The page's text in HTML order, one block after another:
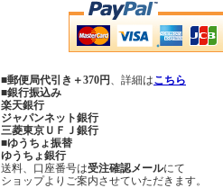
■郵便局代引き＋370円 、詳細はこちら
■銀行振込み
楽天銀行
ジャパンネット銀行
三菱東京ＵＦＪ銀行
■ゆうちょ振替
ゆうちょ銀行
送料、口座番号は受注確認メールにて
ショップよりご案内させていただきます。